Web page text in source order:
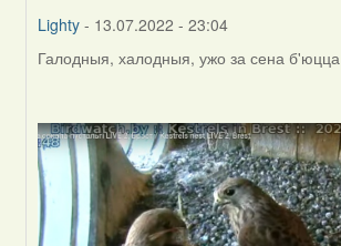
Lighty - 13.07.2022 - 23:04
In
by
Harrier
Галодныя, халодныя, ужо за сена б'юцца